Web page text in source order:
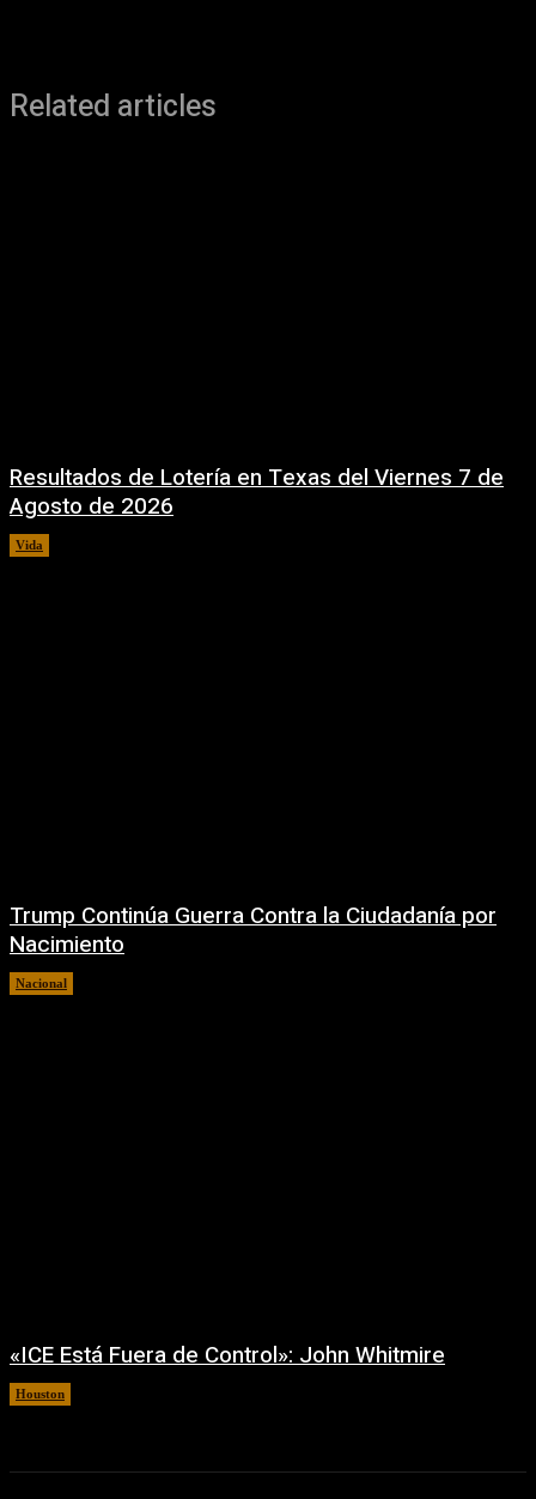
Related articles
Resultados de Lotería en Texas del Viernes 7 de
Agosto de 2026
Vida
Trump Continúa Guerra Contra la Ciudadanía por
Nacimiento
Nacional
«ICE Está Fuera de Control»: John Whitmire
Houston